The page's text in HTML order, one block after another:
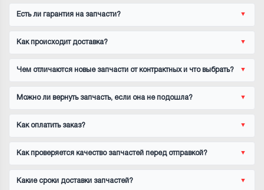
Есть ли гарантия на запчасти?
Как происходит доставка?
Чем отличаются новые запчасти от контрактных и что выбрать?
Можно ли вернуть запчасть, если она не подошла?
Как оплатить заказ?
Как проверяется качество запчастей перед отправкой?
Какие сроки доставки запчастей?